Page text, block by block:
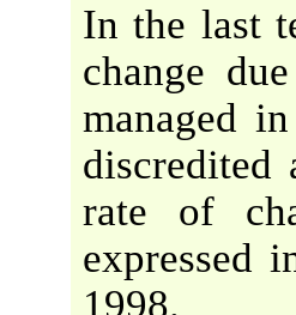
In the last
change
managed
rate of
expressed
1998.